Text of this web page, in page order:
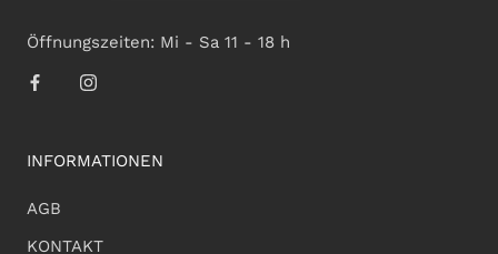
Öffnungszeiten: Mi - Sa 11 - 18 h
INFORMATIONEN
AGB
KONTAKT